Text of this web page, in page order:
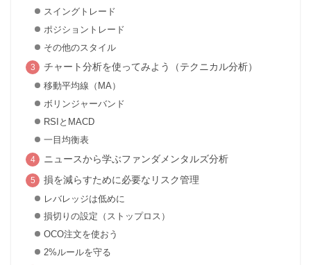
スイングトレード
ポジショントレード
その他のスタイル
チャート分析を使ってみよう（テクニカル分析）
移動平均線（MA）
ボリンジャーバンド
RSIとMACD
一目均衡表
ニュースから学ぶファンダメンタルズ分析
損を減らすために必要なリスク管理
レバレッジは低めに
損切りの設定（ストップロス）
OCO注文を使おう
2%ルールを守る